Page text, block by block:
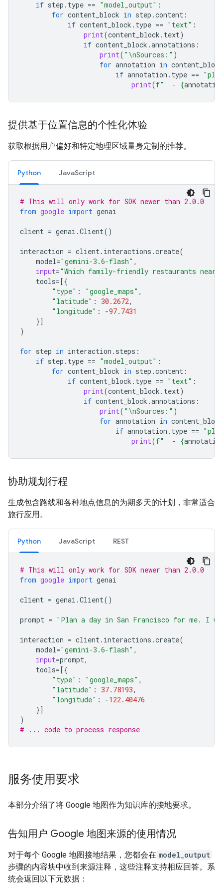
if step . type == "model_output" :
for content_block in step .content :
if content_block . type == "text" :
print(content_block . text)
if content_block .annotations :
print( " \nSources:" )
for annotation in content_block
if annotation . type ==
print(f"  - {
提供基于位置信息的个性化体验
获取根据用户偏好和特定地理区域量身定制的推荐。
Python JavaScript
# This will only work for SDK newer than 2.0.0
from google import genai
client = genai .Client()
interaction = client. interactions .create(
model="gemini-3.6-flash" ,
input="Which family-friendly restaurants near
tools=[{
"type" : "google_maps" ,
"latitude" : 30.2672,
"longitude" : -97.7431
}]
)
for step in interaction . steps :
if step . type == "model_output" :
for content_block in step .content :
if content_block . type == "text" :
print(content_block . text)
if content_block .annotations :
print( " \nSources:" )
for annotation in content_block
if annotation . type ==
print(f"  - {
协助规划行程
生成包含路线和各种地点信息的为期多天的计划，非常适合
旅行应用。
Python JavaScript REST
# This will only work for SDK newer than 2.0.0
from google import genai
client = genai .Client()
prompt = "Plan a day in San Francisco for me. I
interaction = client. interactions .create(
model="gemini-3.6-flash" ,
input=prompt,
tools=[{
"type" : "google_maps" ,
"latitude" : 37.78193,
"longitude" : -122.40476
}]
)
# ... code to process response
服务使用要求
本部分介绍了将 Google 地图作为知识库的接地要求。
告知用户 Google 地图来源的使用情况
对于每个 Google 地图接地结果，您都会在 model_output
步骤的内容块中收到来源注释，这些注释支持相应回答。系
统会返回以下元数据：